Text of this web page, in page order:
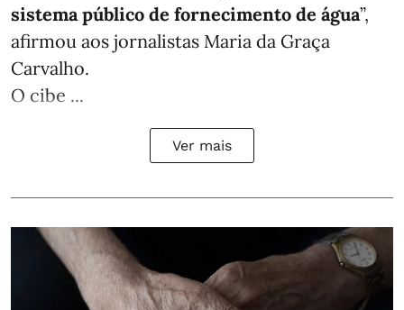
sistema público de fornecimento de água”,
afirmou aos jornalistas Maria da Graça
Carvalho.
O cibe ...
Ver mais